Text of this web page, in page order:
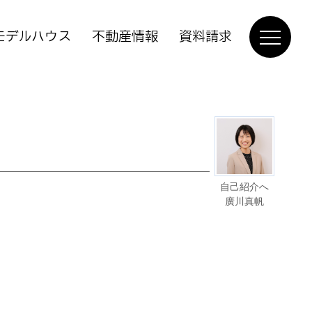
デルハウス 不動産情報 資料請求
自己紹介へ
廣川真帆